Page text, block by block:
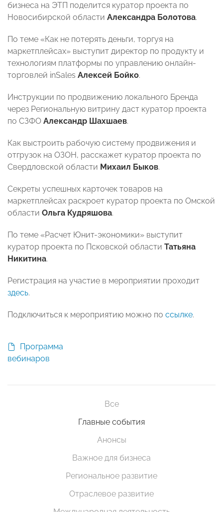
бизнеса на ЭТП поделится куратор проекта по
Новосибирской области Александра Болотова.
По теме «Как не потерять деньги, торгуя на
маркетплейсах» выступит директор по продукту и
технологиям платформы по управлению онлайн-
торговлей inSales Алексей Бойко.
Инструкции по продвижению локального Бренда
через Региональную витрину даст куратор проекта
по СЗФО Александр Шахшаев.
Как выстроить рабочую систему продвижения и
отгрузок на ОЗОН, расскажет куратор проекта по
Свердловской области Михаил Быков.
Секреты успешных карточек товаров на
маркетплейсах раскроет куратор проекта по Омской
области Ольга Кудряшова.
По теме «Расчет Юнит-экономики» выступит
куратор проекта по Псковской области Татьяна
Никитина.
Регистрация на участие в мероприятии проходит
здесь.
Подключиться к мероприятию можно по ссылке.
вебинаров
Все
Главные события
Анонсы
Важное для бизнеса
Региональное развитие
Отраслевое развитие